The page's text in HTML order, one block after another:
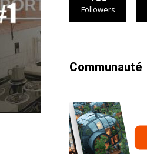
Followers
Communauté